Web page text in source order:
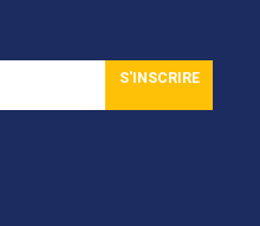
S'INSCRIRE